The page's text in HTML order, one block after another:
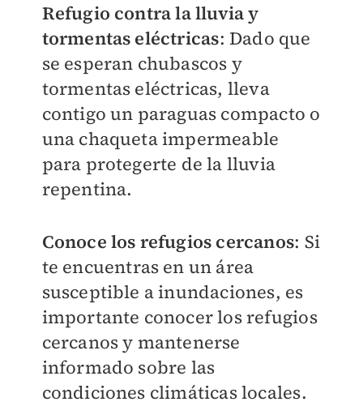
Refugio contra la lluvia y
tormentas eléctricas: Dado que
se esperan chubascos y
tormentas eléctricas, lleva
contigo un paraguas compacto o
una chaqueta impermeable
para protegerte de la lluvia
repentina.
Conoce los refugios cercanos: Si
te encuentras en un área
susceptible a inundaciones, es
importante conocer los refugios
cercanos y mantenerse
informado sobre las
condiciones climáticas locales.